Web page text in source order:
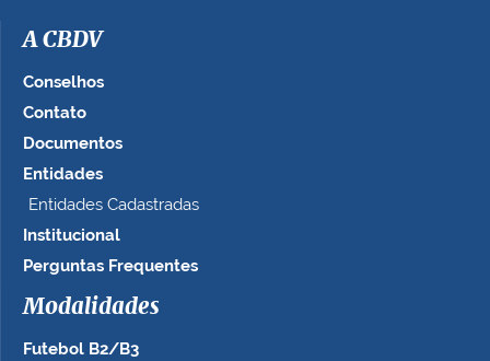
A CBDV
Conselhos
Contato
Documentos
Entidades
Entidades Cadastradas
Institucional
Perguntas Frequentes
Modalidades
Futebol B2/B3